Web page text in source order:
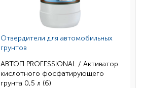
Отвердители для автомобильных
грунтов
АВТОП PROFESSIONAL / Активатор
кислотного фосфатирующего
грунта 0,5 л (6)